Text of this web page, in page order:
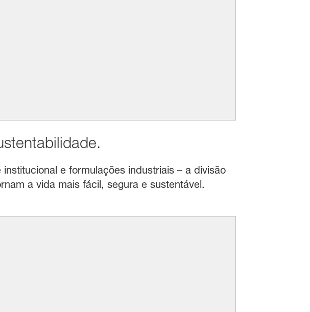
e formulações industriais – a divisão
a vida mais fácil, segura e sustentável.